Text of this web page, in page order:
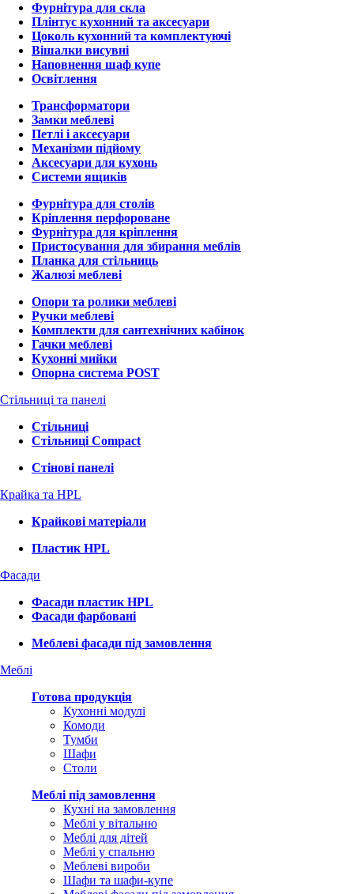
Фурнітура для скла
Плінтус кухонний та аксесуари
Цоколь кухонний та комплектуючі
Вішалки висувні
Наповнення шаф купе
Освітлення
Трансформатори
Замки меблеві
Петлі і аксесуари
Механізми підйому
Аксесуари для кухонь
Системи ящиків
Фурнітура для столів
Кріплення перфороване
Фурнітура для кріплення
Пристосування для збирання меблів
Планка для стільниць
Жалюзі меблеві
Опори та ролики меблеві
Ручки меблеві
Комплекти для сантехнічних кабінок
Гачки меблеві
Кухонні мийки
Опорна система POST
Стільниці та панелі
Стільниці
Стільниці Compact
Стінові панелі
Крайка та HPL
Крайкові матеріали
Пластик HPL
Фасади
Фасади пластик HPL
Фасади фарбовані
Меблеві фасади під замовлення
Меблі
Готова продукція
Кухонні модулі
Комоди
Тумби
Шафи
Столи
Меблі під замовлення
Кухні на замовлення
Меблі у вітальню
Меблі для дітей
Меблі у спальню
Меблеві вироби
Шафи та шафи-купе